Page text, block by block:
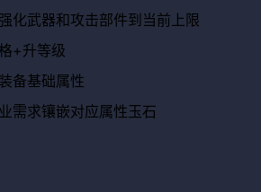
化武器和攻击部件到当前上限
+升等级
备基础属性
需求镶嵌对应属性玉石